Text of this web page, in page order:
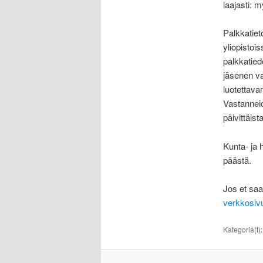
laajasti:
jäsenen
Kunta- ja
päästä.
Jos et
Kategoria(t):